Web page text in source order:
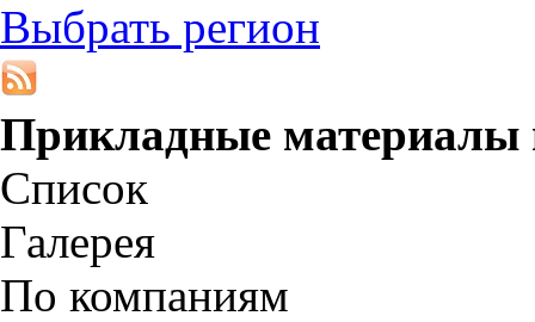
Выбрать регион
Прикладные
Список
Галерея
По компаниям